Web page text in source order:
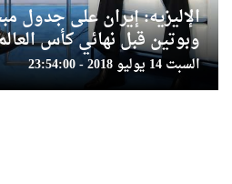
الإليزيه: إيران على جدول
وبوتين قبل نهائي كأس
السبت 14 يوليو 2018 - 23:54:00